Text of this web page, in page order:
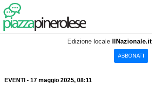
Edizione locale IlNazionale.it
ABBONATI
EVENTI - 17 maggio 2025, 08:11